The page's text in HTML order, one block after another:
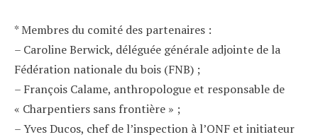
* Membres du comité des partenaires :
– Caroline Berwick, déléguée générale adjointe de la
Fédération nationale du bois (FNB) ;
– François Calame, anthropologue et responsable de
« Charpentiers sans frontière » ;
– Yves Ducos, chef de l’inspection à l’ONF et initiateur